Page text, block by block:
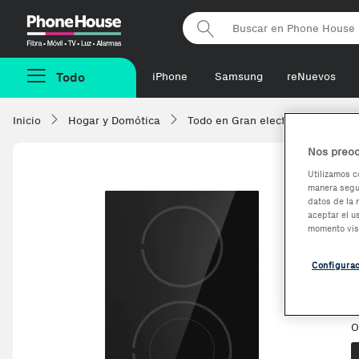
Phonehouse
Todo iPhone Samsung reNuevos
Inicio Hogar y Domótica Todo en Gran electrodoméstico
Nos
Utilizamos
manera
datos de la
aceptar el
momento